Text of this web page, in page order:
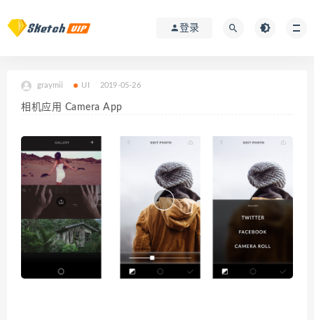
登录
graymii UI 2019-05-26
相机应用 Camera App